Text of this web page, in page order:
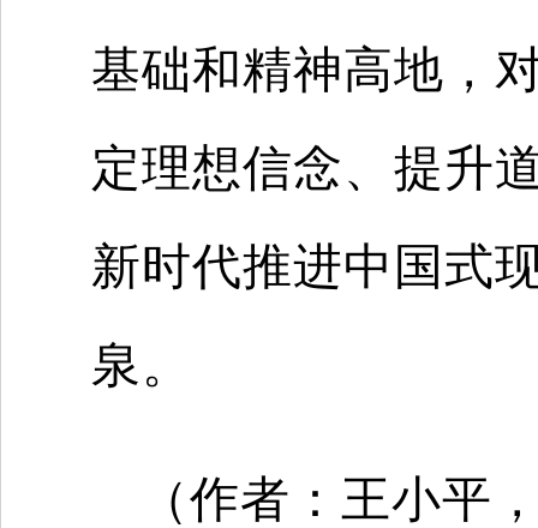
基础和精神高地，
定理想信念、提升
新时代推进中国式
泉。
（作者： 王小平